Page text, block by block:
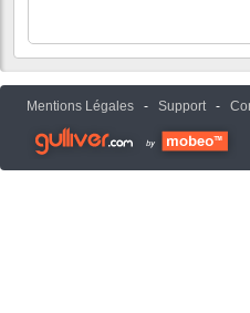
Mentions Légales - Support -